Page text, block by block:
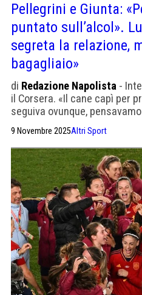
Pellegrini e Giunta:
puntato sull’alcol».
segreta la relazione,
bagagliaio»
di Redazione Napolista -
il Corsera. «Il cane capì per
seguiva ovunque,
9 Novembre 2025Altri Sport